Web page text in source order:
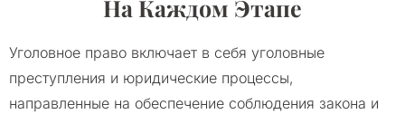
На Каждом Этапе
Уголовное право включает в себя уголовные
преступления и юридические процессы,
направленные на обеспечение соблюдения закона и